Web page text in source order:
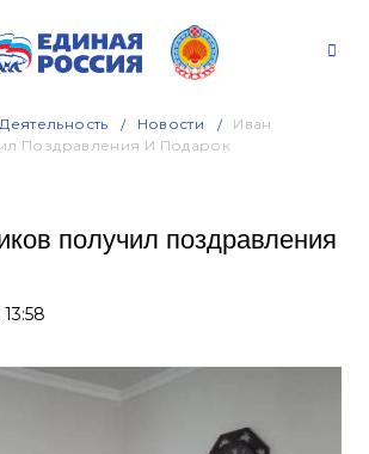
Новости
Иван
Поздравления И Подарок
получил поздравления
13:58